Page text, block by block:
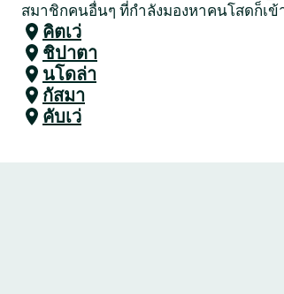
สมาชิกคนอื่นๆ ที่กำลังมองหาคนโสดก็เ
คิตเว่
ชิปาตา
นโดล่า
กัสมา
คับเว่